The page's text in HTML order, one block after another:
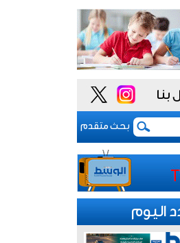
بنا
بحث متقدم
الوظيفي لتعزيز «النزاهة
اليوم